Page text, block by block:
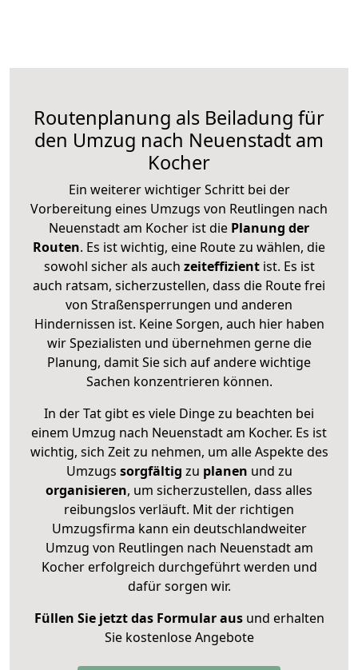
Routenplanung als Beiladung für
den Umzug nach Neuenstadt am
Kocher
Ein weiterer wichtiger Schritt bei der
Vorbereitung eines Umzugs von Reutlingen nach
Neuenstadt am Kocher ist die Planung der
Routen. Es ist wichtig, eine Route zu wählen, die
sowohl sicher als auch zeiteffizientist. Es ist
auch ratsam, sicherzustellen, dass die Route frei
von Straßensperrungen und anderen
Hindernissen ist. Keine Sorgen, auch hier haben
wir Spezialisten und übernehmen gerne die
Planung, damit Sie sich auf andere wichtige
Sachen konzentrieren können.
In der Tat gibt es viele Dinge zu beachten bei
einem Umzug nach Neuenstadt am Kocher. Es ist
wichtig, sich Zeit zu nehmen, um alle Aspekte des
Umzugs sorgfältig zu planen und zu
organisieren, um sicherzustellen, dass alles
reibungslos verläuft. Mit der richtigen
Umzugsfirma kann ein deutschlandweiter
Umzug von Reutlingen nach Neuenstadt am
Kocher erfolgreich durchgeführt werden und
dafür sorgen wir.
Füllen Sie jetzt das Formular ausund erhalten
Sie kostenlose Angebote